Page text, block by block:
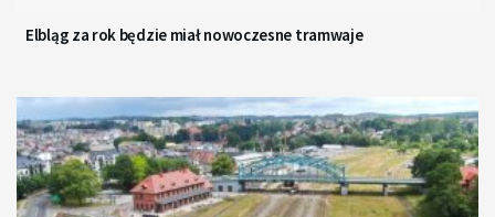
Elbląg za rok będzie miał nowoczesne tramwaje